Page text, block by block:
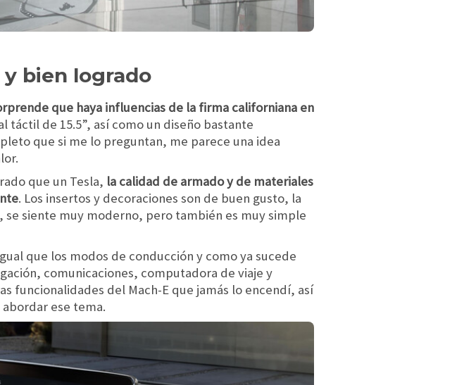
bien logrado
que haya influencias de la firma californiana en
de 15.5”, así como un diseño bastante
que si me lo preguntan, me parece una idea
que un Tesla, la calidad de armado y de materiales
. Los insertos y decoraciones son de buen gusto, la
siente muy moderno, pero también es muy simple
que los modos de conducción y como ya sucede
comunicaciones, computadora de viaje y
funcionalidades del Mach-E que jamás lo encendí, así
ese tema.